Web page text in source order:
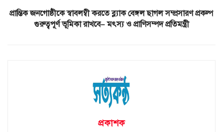
প্রান্তিক জনগোষ্ঠীকে স্বাবলম্বী করতে ব্ল্যাক বেঙ্গল ছাগল সম্প্রসারণ প্রকল্প
গুরুত্বপূর্ণ ভূমিকা রাখবে– মৎস্য ও প্রাণিসম্পদ প্রতিমন্ত্রী
প্রকাশক